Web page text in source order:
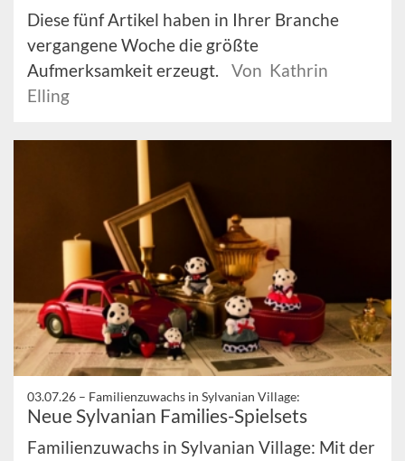
Diese fünf Artikel haben in Ihrer Branche
vergangene Woche die größte
Aufmerksamkeit erzeugt.
Von Kathrin
Elling
03.07.26 – Familienzuwachs in Sylvanian Village:
Neue Sylvanian Families-Spielsets
Familienzuwachs in Sylvanian Village: Mit der